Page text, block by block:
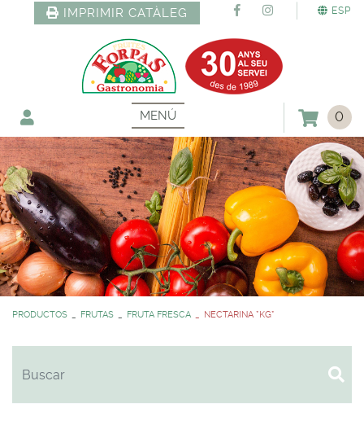
ESP
IMPRIMIR CATÀLEG
MENÚ 0
PRODUCTOS FRUTAS FRUTA FRESCA NECTARINA *KG*